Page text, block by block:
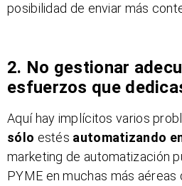
posibilidad de enviar más
2. No gestionar
esfuerzos que
Aquí hay implícitos varios
sólo estés automatizando
marketing de automatización
PYME en muchas más aéreas